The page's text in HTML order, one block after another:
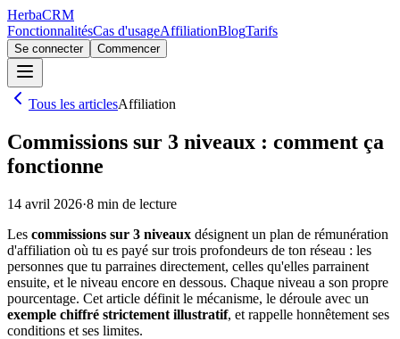
HerbaCRM
FonctionnalitésCas d'usageAffiliationBlogTarifs
Se connecter Commencer
Tous les articlesAffiliation
Commissions sur 3 niveaux : comment ça
fonctionne
14 avril 2026·8 min de lecture
Les commissions sur 3 niveaux désignent un plan de rémunération
d'affiliation où tu es payé sur trois profondeurs de ton réseau : les
personnes que tu parraines directement, celles qu'elles parrainent
ensuite, et le niveau encore en dessous. Chaque niveau a son propre
pourcentage. Cet article définit le mécanisme, le déroule avec un
exemple chiffré strictement illustratif, et rappelle honnêtement ses
conditions et ses limites.